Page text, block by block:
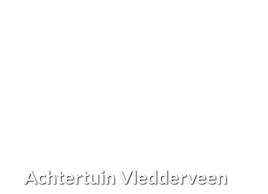
Achtertuin Vledderveen